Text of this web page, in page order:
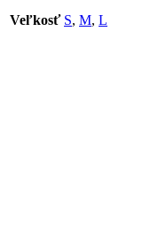
Veľkosť S, M, L